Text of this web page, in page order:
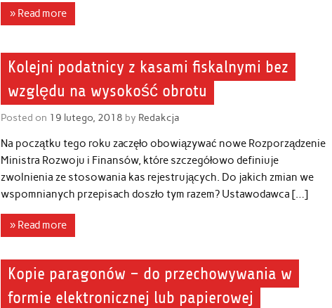
» Read more
Kolejni podatnicy z kasami fiskalnymi bez
względu na wysokość obrotu
Posted on 19 lutego, 2018 by Redakcja
Na początku tego roku zaczęło obowiązywać nowe Rozporządzenie
Ministra Rozwoju i Finansów, które szczegółowo definiuje
zwolnienia ze stosowania kas rejestrujących. Do jakich zmian we
wspomnianych przepisach doszło tym razem? Ustawodawca […]
» Read more
Kopie paragonów – do przechowywania w
formie elektronicznej lub papierowej